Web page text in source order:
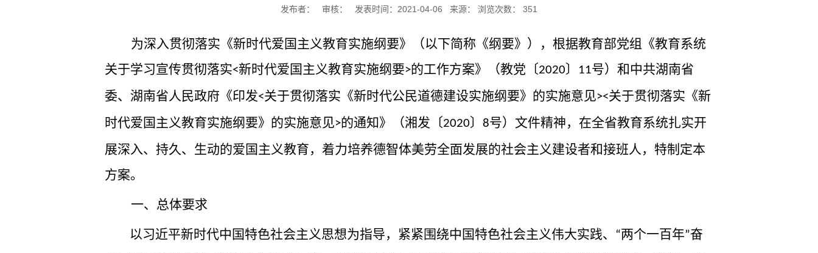
发布者： 审核： 发表时间：2021-04-06 来源： 浏览次数： 351
为深入贯彻落实《新时代爱国主义教育实施纲要》（以下简称《纲要》），根据教育部党组《教育系统
关于学习宣传贯彻落实<新时代爱国主义教育实施纲要>的工作方案》（教党〔2020〕 11号）和中共湖南省
委、湖南省人民政府《印发<关于贯彻落实《新时代公民道德建设实施纲要》的实施意见><关于贯彻落实《新
时代爱国主义教育实施纲要》的实施意见>的通知》（湘发〔2020〕 8号）文件精神，在全省教育系统扎实开
展深入、持久、生动的爱国主义教育，着力培养德智体美劳全面发展的社会主义建设者和接班人，特制定本
方案。
一、总体要求
以习近平新时代中国特色社会主义思想为指导，紧紧围绕中国特色社会主义伟大实践、 “两个一百年”奋